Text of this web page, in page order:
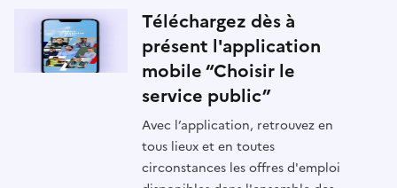
Téléchargez dès à
présent l'application
mobile “Choisir le
service public”
Avec l’application, retrouvez en
tous lieux et en toutes
circonstances les offres d'emploi